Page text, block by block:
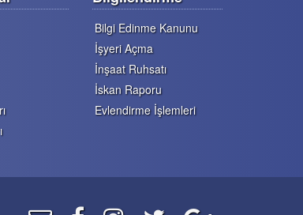
Bilgi Edinme Kanunu
İşyeri Açma
İnşaat Ruhsatı
İskan Raporu
Evlendirme İşlemleri